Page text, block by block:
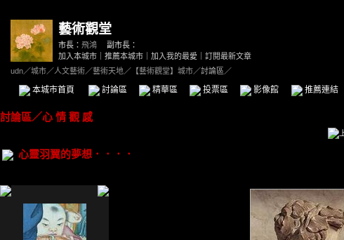
藝術觀堂
市長： 飛鴻
副市長：
加入本城市
推薦本城市 加入我的最愛
訂閱最新文章
udn／城市／人文藝術／藝術天地／ 【藝術觀堂】城市／討論區／
本城市首頁 討論區 精華區 投票區 影像館 推薦連結
討論區／心 情 觀 感
心靈羽翼的夢想．．．．